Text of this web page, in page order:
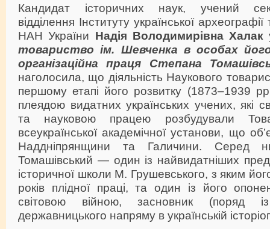
Кандидат історичних наук, учений
відділення Інституту української
НАН України Надія Володимирівна Халак
товариство ім. Шевченка в особах
організаційна праця Степана
наголосила, що діяльність Наукового
першому етапі його розвитку (1873–1939
плеядою видатних українських учених, які
та науковою працею розбудували
всеукраїнської академічної установи, що
Наддніпрянщини та Галичини. Серед
Томашівський — один із найвидатніших
історичної школи М. Грушевського, з яким
років плідної праці, та один із його
світовою війною, засновник (поряд
державницького напряму в українській